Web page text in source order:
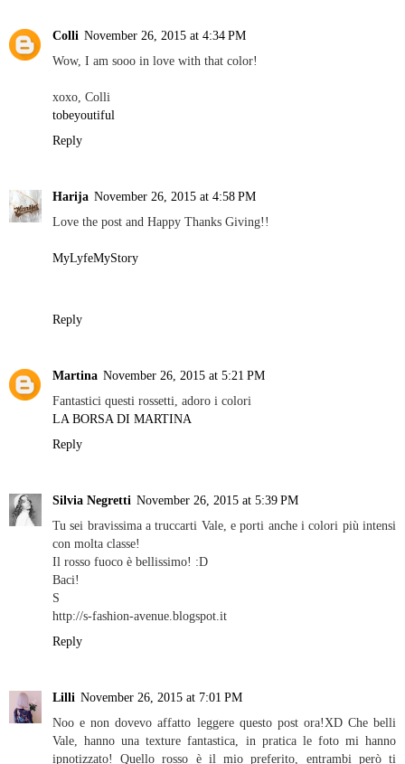
Colli November 26, 2015 at 4:34 PM
Wow, I am sooo in love with that color!
xoxo, Colli
tobeyoutiful
Reply
Harija November 26, 2015 at 4:58 PM
Love the post and Happy Thanks Giving!!
MyLyfeMyStory
Reply
Martina November 26, 2015 at 5:21 PM
Fantastici questi rossetti, adoro i colori
LA BORSA DI MARTINA
Reply
Silvia Negretti November 26, 2015 at 5:39 PM
Tu sei bravissima a truccarti Vale, e porti anche i colori più intensi
con molta classe!
Il rosso fuoco è bellissimo! :D
Baci!
S
http://s-fashion-avenue.blogspot.it
Reply
Lilli November 26, 2015 at 7:01 PM
Noo e non dovevo affatto leggere questo post ora!XD Che belli
Vale, hanno una texture fantastica, in pratica le foto mi hanno
ipnotizzato! Quello rosso è il mio preferito, entrambi però ti